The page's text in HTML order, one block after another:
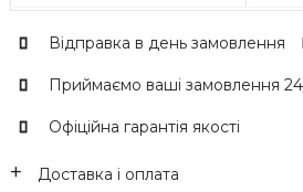
Відправка в день замовлення
Приймаємо ваші замовлення
Офіційна гарантія якості
Доставка і оплата